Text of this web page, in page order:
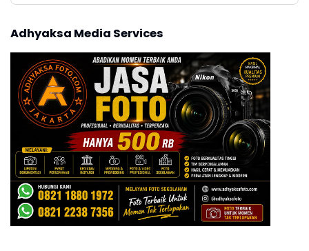
Adhyaksa Media Services